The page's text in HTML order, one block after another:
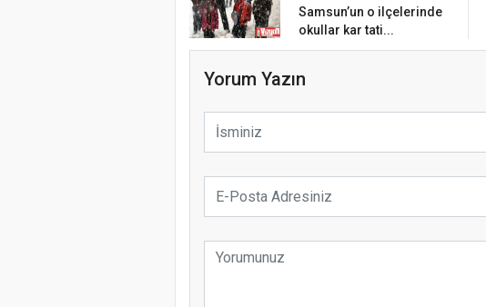
Samsun’un o ilçelerinde
okullar kar tati...
Yorum Yazın